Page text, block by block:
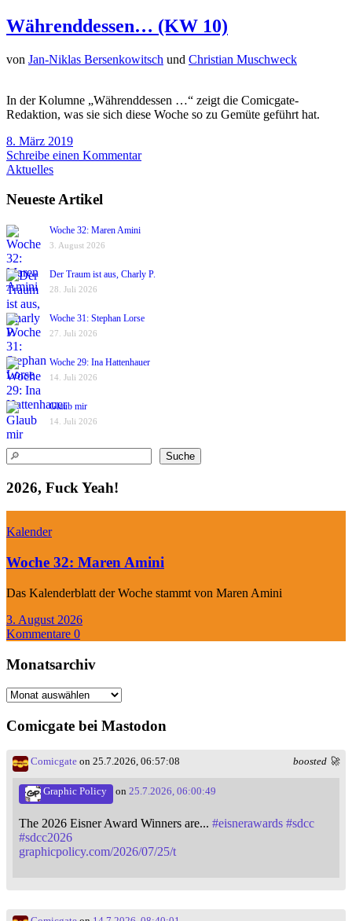
Währenddessen… (KW 10)
von Jan-Niklas Bersenkowitsch und Christian Muschweck
In der Kolumne „Währenddessen …“ zeigt die Comicgate-
Redaktion, was sie sich diese Woche so zu Gemüte geführt hat.
8. März 2019
Schreibe einen Kommentar
Aktuelles
Neueste Artikel
Woche 32: Maren Amini
3. August 2026
Der Traum ist aus, Charly P.
28. Juli 2026
Woche 31: Stephan Lorse
27. Juli 2026
Woche 29: Ina Hattenhauer
14. Juli 2026
Glaub mir
14. Juli 2026
Suchen Suche
2026, Fuck Yeah!
Kalender
Woche 32: Maren Amini
Das Kalenderblatt der Woche stammt von Maren Amini
3. August 2026
Kommentare 0
Monatsarchiv
Monatsarchiv
Comicgate bei Mastodon
boosted 🚀
Comicgate on 25.7.2026, 06:57:08
Graphic Policy on 25.7.2026, 06:00:49
The 2026 Eisner Award Winners are... #eisnerawards #sdcc
#sdcc2026
graphicpolicy.com/2026/07/25/t